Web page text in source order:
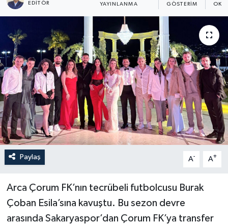
EDITÖR YAYINLANMA GÖSTERIM
Paylaş A- A+
Arca Çorum FK’nın tecrübeli futbolcusu Burak
Çoban Esila’sına kavuştu. Bu sezon devre
arasında Sakaryaspor’dan Çorum FK’ya transfer
EKONOMİ
GÜNCEL
AKTÜEL
EĞİTİM
İLÇELER
OTOPARK
TEKNOLOJİ
Süper Lig Puan Durumu ve Fikstür
Tüm Manşetler
Son Dakika Haberleri
Haber Arşivi